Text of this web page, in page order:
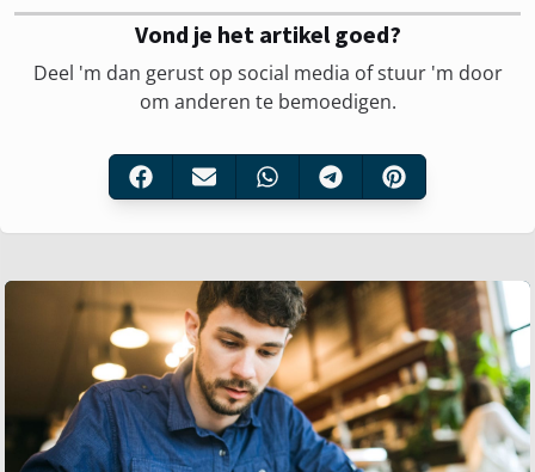
Vond je het artikel goed?
Deel 'm dan gerust op social media of stuur 'm door
om anderen te bemoedigen.